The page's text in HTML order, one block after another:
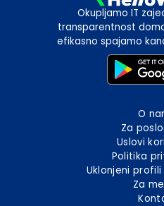
Okupljamo IT
transparentnost
efikasno spajamo
O
Za
Uslovi
Politika
Uklonjeni
Za